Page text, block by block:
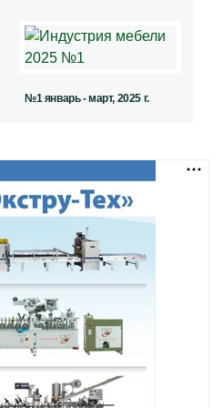
№1 январь - март, 2025 г.